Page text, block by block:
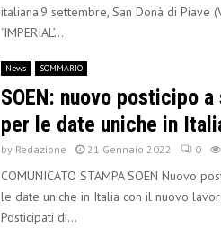
italiana:9 settembre, San Donà di Piave
‘IMPERIAL’...
News SOMMARIO
SOEN: nuovo posticipo
per le date uniche in
by Redazione 21 Gennaio 2022 0
COMUNICATO STAMPA SOEN Nuovo
le date uniche in Italia con il nuovo lavoro
Posticipati di...